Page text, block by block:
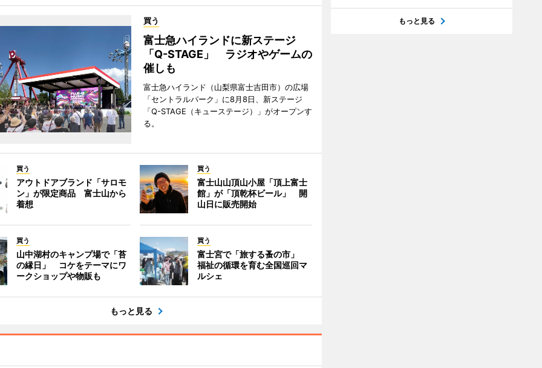
買う
富士急ハイランドに新ステージ
「Q-STAGE」 ラジオやゲームの
催しも
富士急ハイランド（山梨県富士吉田市）の広場
「セントラルパーク」に8月8日、新ステージ
「Q-STAGE（キューステージ）」がオープンす
る。
買う
アウトドアブランド「サロモ
ン」が限定商品 富士山から
着想
買う
富士山山頂山小屋「頂上富士
館」が「頂乾杯ビール」 開
山日に販売開始
買う
山中湖村のキャンプ場で「苔
の縁日」 コケをテーマにワ
ークショップや物販も
買う
富士宮で「旅する蚤の市」
福祉の循環を育む全国巡回マ
ルシェ
もっと見る
もっと見る